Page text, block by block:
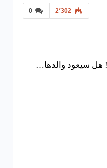
0 2٬302
سيعود والدها…